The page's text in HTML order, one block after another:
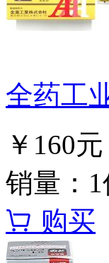
全药工
￥160
销量：1
购买